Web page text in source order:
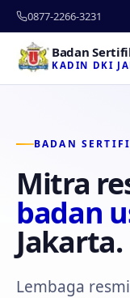
0877-2266-3231
Badan
KADIN DKI
BADAN
Mitra
badan
Jakarta.
Lembaga